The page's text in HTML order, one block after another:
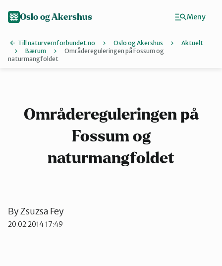
Aurskog-Høland
Oslo og Akershus
Till naturvernforbundet.no Oslo og Akershus
Aktuelt
Bærum
Områdereguleringen på Fossum og
naturmangfoldet
Områdereguleringen på
Fossum og
naturmangfoldet
ByZsuzsa Fey
20.02.2014 17:49